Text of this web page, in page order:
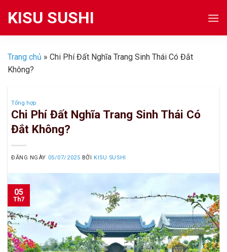
KISU SUSHI
Trang chủ » Chi Phí Đất Nghĩa Trang Sinh Thái Có Đắt
Không?
Tổng hợp
Chi Phí Đất Nghĩa Trang Sinh Thái Có
Đắt Không?
ĐĂNG NGÀY 05/07/2025 BỞI KISU SUSHI
05
Th7